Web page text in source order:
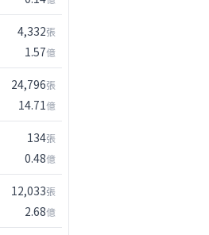
4,332張
1.57億
24,796張
14.71億
134張
0.48億
12,033張
2.68億